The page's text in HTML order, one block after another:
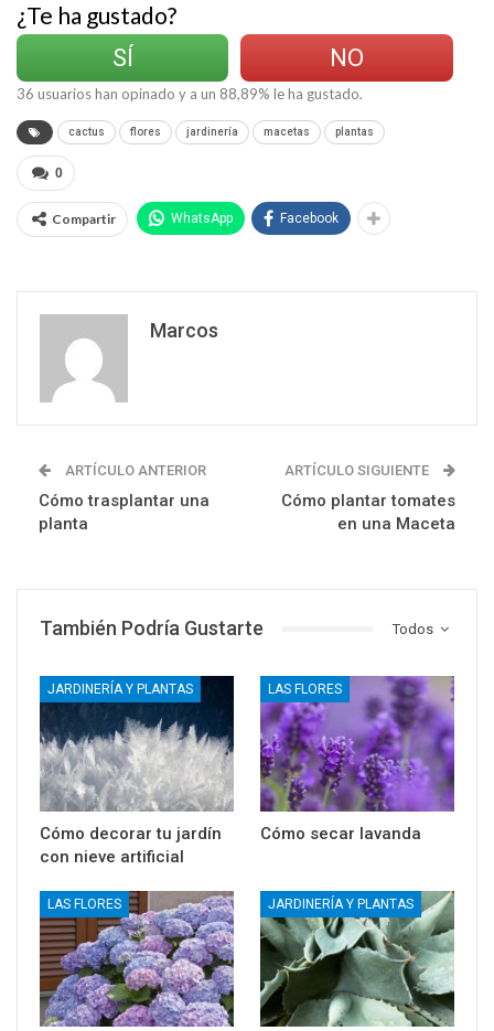
¿Te ha gustado?
SÍ
NO
36 usuarios han opinado y a un 88,89% le ha gustado.
cactus flores jardinería macetas plantas
0
Compartir WhatsApp Facebook
Marcos
ARTÍCULO ANTERIOR
Cómo trasplantar una
planta
ARTÍCULO SIGUIENTE
Cómo plantar tomates
en una Maceta
Todos
También Podría Gustarte
JARDINERÍA Y PLANTAS
Cómo decorar tu jardín
con nieve artificial
LAS FLORES
Cómo secar lavanda
LAS FLORES JARDINERÍA Y PLANTAS